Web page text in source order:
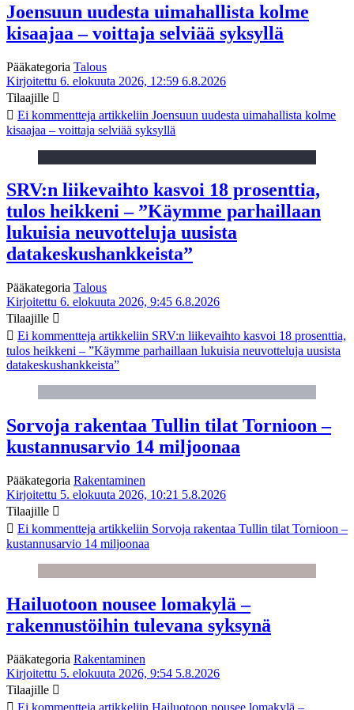
Joensuun uudesta uimahallista kolme
kisaajaa – voittaja selviää syksyllä
Pääkategoria Talous
Kirjoitettu 6. elokuuta 2026, 12:59 6.8.2026
Tilaajille
Ei kommentteja artikkeliin Joensuun uudesta uimahallista kolme
kisaajaa – voittaja selviää syksyllä
SRV:n liikevaihto kasvoi 18 prosenttia,
tulos heikkeni – ”Käymme parhaillaan
lukuisia neuvotteluja uusista
datakeskushankkeista”
Pääkategoria Talous
Kirjoitettu 6. elokuuta 2026, 9:45 6.8.2026
Tilaajille
Ei kommentteja artikkeliin SRV:n liikevaihto kasvoi 18 prosenttia,
tulos heikkeni – ”Käymme parhaillaan lukuisia neuvotteluja uusista
datakeskushankkeista”
Sorvoja rakentaa Tullin tilat Tornioon –
kustannusarvio 14 miljoonaa
Pääkategoria Rakentaminen
Kirjoitettu 5. elokuuta 2026, 10:21 5.8.2026
Tilaajille
Ei kommentteja artikkeliin Sorvoja rakentaa Tullin tilat Tornioon –
kustannusarvio 14 miljoonaa
Hailuotoon nousee lomakylä –
rakennustöihin tulevana syksynä
Pääkategoria Rakentaminen
Kirjoitettu 5. elokuuta 2026, 9:54 5.8.2026
Tilaajille
Ei kommentteja artikkeliin Hailuotoon nousee lomakylä –